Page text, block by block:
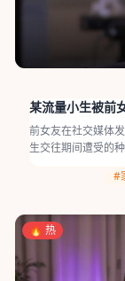
某流量小生被前
前女友在社交媒体
生交往期间遭受的
#
🔥 热